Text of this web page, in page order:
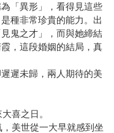
「異形」，看得見這些
種非常珍貴的能力。出
鬼之才」，而與她締結
，這段婚姻的結局，真
遲未歸，兩人期待的美
喜之日。
美世從一大早就感到坐